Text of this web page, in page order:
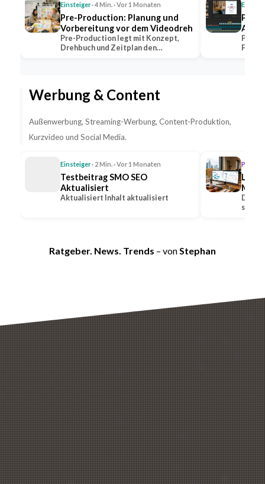
Einsteiger· 4 Min. · Vor 1 Monaten
Pre-Production: Planung und
Vorbereitung vor dem Videodreh
Pre-Production legt mit Konzept,
Drehbuch und Zeitplan den
Post-
Werbung & Content
Außenwerbung, Streaming-Werbung, Content-Produktion,
Kurzvideo und Social Media.
Einsteiger· 2 Min. · Vor 1 Monaten
Testbeitrag SMO SEO
Aktualisiert
Aktualisiert Inhalt aktualisiert
Profi
Die
Ratgeber. News. Trends – von Stephan